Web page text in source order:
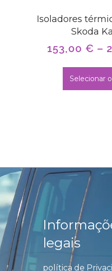
Isoladores
Skoda
153,00 € –
Selecionar
legais
política de